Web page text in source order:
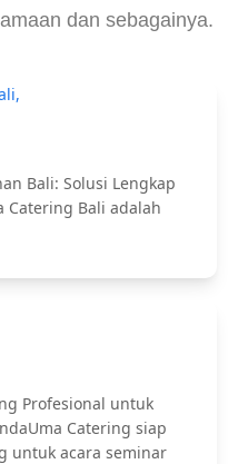
dan sebagainya.
Bali: Solusi Lengkap
Catering Bali adalah
Profesional untuk
Catering siap
untuk acara seminar